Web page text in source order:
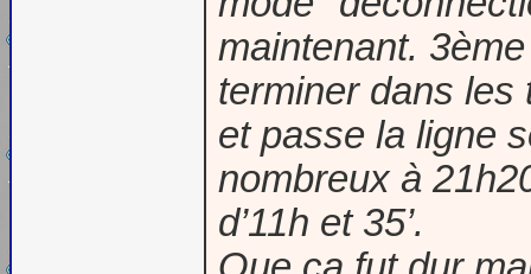
maintenant.
terminer dans les
et passe la ligne
nombreux à
d’11h et 35’.